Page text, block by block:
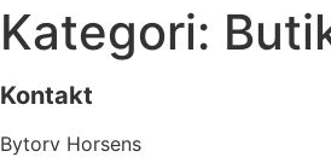
Kategori:
Kontakt
Bytorv Horsens